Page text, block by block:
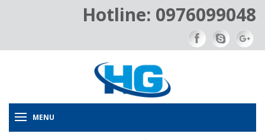
Hotline: 0976099048
MENU